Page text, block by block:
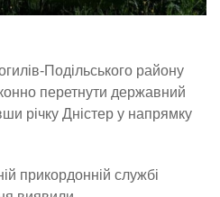
Подільського району
перетнути державний
річку Дністер у напрямку
прикордонній службі